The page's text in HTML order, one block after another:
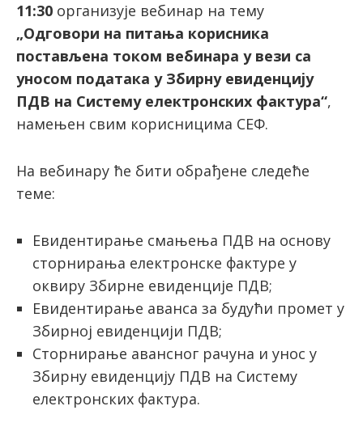
11:30 организује вебинар на тему
„Одговори на питања корисника
постављена током вебинара у вези са
уносом података у Збирну евиденцију
ПДВ на Систему електронских фактура“,
намењен свим корисницима СЕФ.
На вебинару ће бити обрађенe следеће
теме:
Евидентирање смањења ПДВ на основу
сторнирања електронске фактуре у
оквиру Збирне евиденције ПДВ;
Евидентирање аванса за будући промет у
Збирној евиденцији ПДВ;
Сторнирање авансног рачуна и унос у
Збирну евиденцију ПДВ на Систему
електронских фактура.